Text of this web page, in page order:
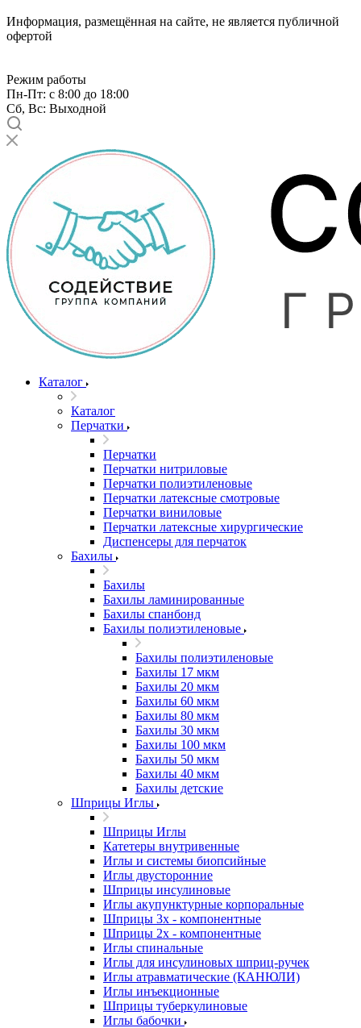
Информация, размещённая на сайте, не является публичной
офертой
Режим работы
Пн-Пт: с 8:00 до 18:00
Сб, Вс: Выходной
Каталог
Каталог
Перчатки
Перчатки
Перчатки нитриловые
Перчатки полиэтиленовые
Перчатки латексные смотровые
Перчатки виниловые
Перчатки латексные хирургические
Диспенсеры для перчаток
Бахилы
Бахилы
Бахилы ламинированные
Бахилы спанбонд
Бахилы полиэтиленовые
Бахилы полиэтиленовые
Бахилы 17 мкм
Бахилы 20 мкм
Бахилы 60 мкм
Бахилы 80 мкм
Бахилы 30 мкм
Бахилы 100 мкм
Бахилы 50 мкм
Бахилы 40 мкм
Бахилы детские
Шприцы Иглы
Шприцы Иглы
Катетеры внутривенные
Иглы и системы биопсийные
Иглы двусторонние
Шприцы инсулиновые
Иглы акупунктурные корпоральные
Шприцы 3х - компонентные
Шприцы 2х - компонентные
Иглы спинальные
Иглы для инсулиновых шприц-ручек
Иглы атравматические (КАНЮЛИ)
Иглы инъекционные
Шприцы туберкулиновые
Иглы бабочки